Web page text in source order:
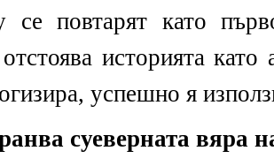
повтарят като
историята като
успешно я
суеверната вяра